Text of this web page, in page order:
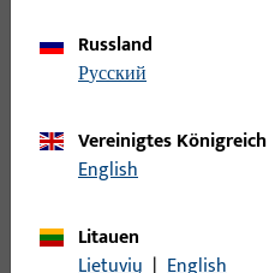
Stützbock
Türband
Türbremse
Türschließer
Russland
русский
Vereinigtes Königreich
English
Litauen
Lietuvių | English